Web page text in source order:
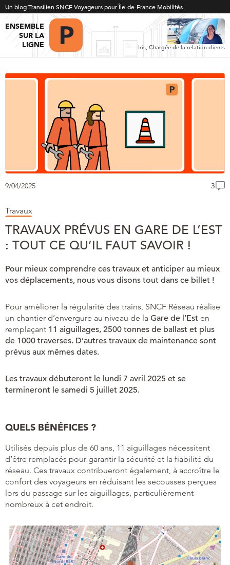
Un blog Transilien SNCF Voyageurs pour Île-de-France Mobilités
ENSEMBLE
SUR LA
LIGNE
Iris, Chargée de la relation clients
9/04/2025 3
Travaux
TRAVAUX PRÉVUS EN GARE DE L’EST
: TOUT CE QU’IL FAUT SAVOIR !
Pour mieux comprendre ces travaux et anticiper au mieux
vos déplacements, nous vous disons tout dans ce billet !
Pour améliorer la régularité des trains, SNCF Réseau réalise
un chantier d’envergure au niveau de la Gare de l’Est en
remplaçant 11 aiguillages, 2500 tonnes de ballast et plus
de 1000 traverses. D’autres travaux de maintenance sont
prévus aux mêmes dates.
Les travaux débuteront le lundi 7 avril 2025 et se
termineront le samedi 5 juillet 2025.
QUELS BÉNÉFICES ?
Utilisés depuis plus de 60 ans, 11 aiguillages nécessitent
d’être remplacés pour garantir la sécurité et la fiabilité du
réseau. Ces travaux contribueront également, à accroître le
confort des voyageurs en réduisant les secousses perçues
lors du passage sur les aiguillages, particulièrement
nombreux à cet endroit.